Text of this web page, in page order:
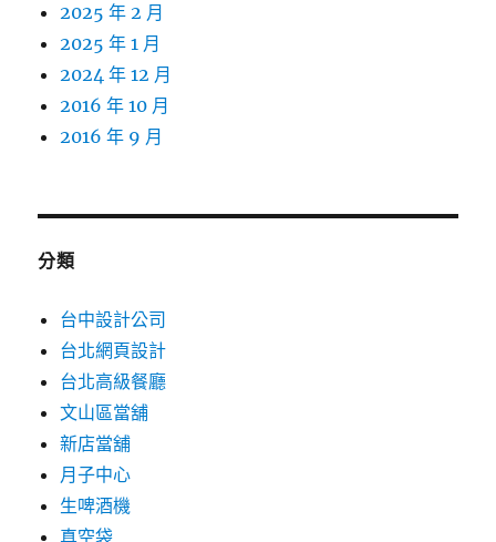
2025 年 2 月
2025 年 1 月
2024 年 12 月
2016 年 10 月
2016 年 9 月
分類
台中設計公司
台北網頁設計
台北高級餐廳
文山區當舖
新店當舖
月子中心
生啤酒機
真空袋